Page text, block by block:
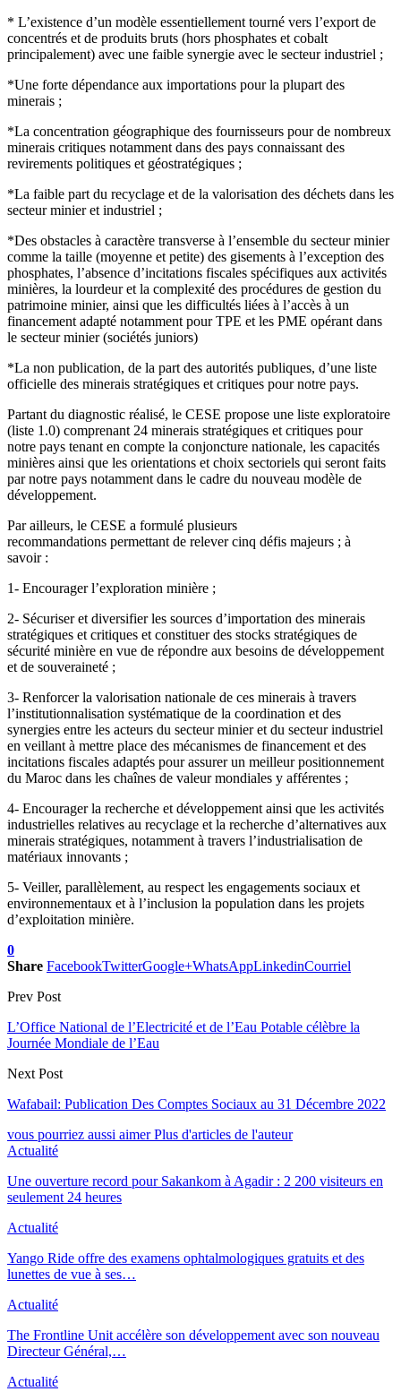
* L’existence d’un modèle essentiellement tourné vers l’export de
concentrés et de produits bruts (hors phosphates et cobalt
principalement) avec une faible synergie avec le secteur industriel ;
*Une forte dépendance aux importations pour la plupart des
minerais ;
*La concentration géographique des fournisseurs pour de nombreux
minerais critiques notamment dans des pays connaissant des
revirements politiques et géostratégiques ;
*La faible part du recyclage et de la valorisation des déchets dans les
secteur minier et industriel ;
*Des obstacles à caractère transverse à l’ensemble du secteur minier
comme la taille (moyenne et petite) des gisements à l’exception des
phosphates, l’absence d’incitations fiscales spécifiques aux activités
minières, la lourdeur et la complexité des procédures de gestion du
patrimoine minier, ainsi que les difficultés liées à l’accès à un
financement adapté notamment pour TPE et les PME opérant dans
le secteur minier (sociétés juniors)
*La non publication, de la part des autorités publiques, d’une liste
officielle des minerais stratégiques et critiques pour notre pays.
Partant du diagnostic réalisé, le CESE propose une liste exploratoire
(liste 1.0) comprenant 24 minerais stratégiques et critiques pour
notre pays tenant en compte la conjoncture nationale, les capacités
minières ainsi que les orientations et choix sectoriels qui seront faits
par notre pays notamment dans le cadre du nouveau modèle de
développement.
Par ailleurs, le CESE a formulé plusieurs
recommandations permettant de relever cinq défis majeurs ; à
savoir :
1- Encourager l’exploration minière ;
2- Sécuriser et diversifier les sources d’importation des minerais
stratégiques et critiques et constituer des stocks stratégiques de
sécurité minière en vue de répondre aux besoins de développement
et de souveraineté ;
3- Renforcer la valorisation nationale de ces minerais à travers
l’institutionnalisation systématique de la coordination et des
synergies entre les acteurs du secteur minier et du secteur industriel
en veillant à mettre place des mécanismes de financement et des
incitations fiscales adaptés pour assurer un meilleur positionnement
du Maroc dans les chaînes de valeur mondiales y afférentes ;
4- Encourager la recherche et développement ainsi que les activités
industrielles relatives au recyclage et la recherche d’alternatives aux
minerais stratégiques, notamment à travers l’industrialisation de
matériaux innovants ;
5- Veiller, parallèlement, au respect les engagements sociaux et
environnementaux et à l’inclusion la population dans les projets
d’exploitation minière.
0
Share FacebookTwitterGoogle+WhatsAppLinkedinCourriel
Prev Post
L’Office National de l’Electricité et de l’Eau Potable célèbre la
Journée Mondiale de l’Eau
Next Post
Wafabail: Publication Des Comptes Sociaux au 31 Décembre 2022
vous pourriez aussi aimer Plus d'articles de l'auteur
Actualité
Une ouverture record pour Sakankom à Agadir : 2 200 visiteurs en
seulement 24 heures
Actualité
Yango Ride offre des examens ophtalmologiques gratuits et des
lunettes de vue à ses…
Actualité
The Frontline Unit accélère son développement avec son nouveau
Directeur Général,…
Actualité